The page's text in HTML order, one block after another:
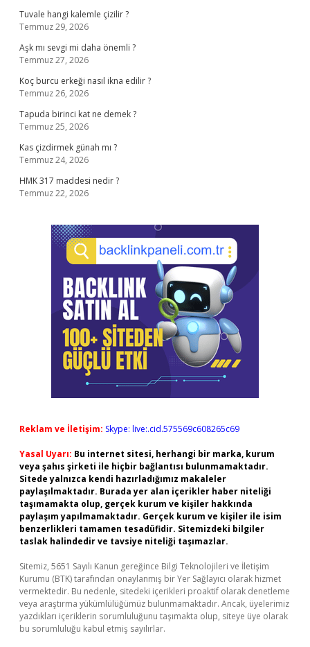
Tuvale hangi kalemle çizilir ?
Temmuz 29, 2026
Aşk mı sevgi mi daha önemli ?
Temmuz 27, 2026
Koç burcu erkeği nasıl ikna edilir ?
Temmuz 26, 2026
Tapuda birinci kat ne demek ?
Temmuz 25, 2026
Kas çizdirmek günah mı ?
Temmuz 24, 2026
HMK 317 maddesi nedir ?
Temmuz 22, 2026
Reklam ve İletişim: Skype: live:.cid.575569c608265c69
Yasal Uyarı: Bu internet sitesi, herhangi bir marka, kurum
veya şahıs şirketi ile hiçbir bağlantısı bulunmamaktadır.
Sitede yalnızca kendi hazırladığımız makaleler
paylaşılmaktadır. Burada yer alan içerikler haber niteliği
taşımamakta olup, gerçek kurum ve kişiler hakkında
paylaşım yapılmamaktadır. Gerçek kurum ve kişiler ile isim
benzerlikleri tamamen tesadüfidir. Sitemizdeki bilgiler
taslak halindedir ve tavsiye niteliği taşımazlar.
Sitemiz, 5651 Sayılı Kanun gereğince Bilgi Teknolojileri ve İletişim
Kurumu (BTK) tarafından onaylanmış bir Yer Sağlayıcı olarak hizmet
vermektedir. Bu nedenle, sitedeki içerikleri proaktif olarak denetleme
veya araştırma yükümlülüğümüz bulunmamaktadır. Ancak, üyelerimiz
yazdıkları içeriklerin sorumluluğunu taşımakta olup, siteye üye olarak
bu sorumluluğu kabul etmiş sayılırlar.